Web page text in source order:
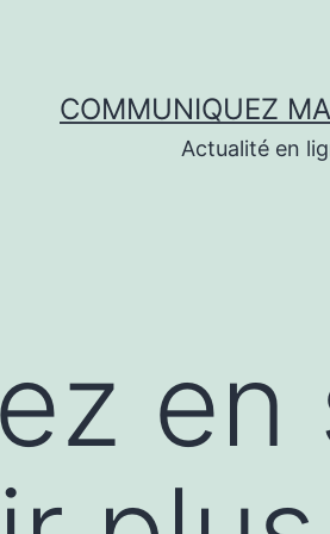
COMMUNIQUEZ
Actualité en
en